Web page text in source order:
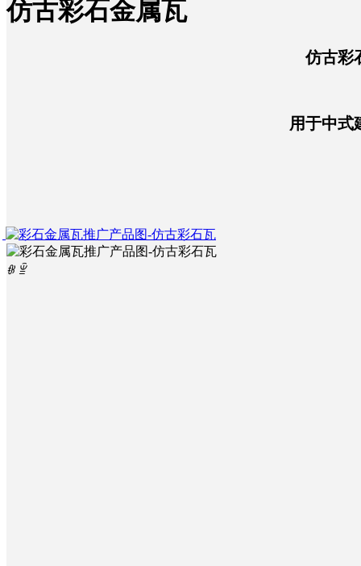
彩石瓦厂家
仿古彩石金属瓦
仿古彩
用于中式
ꁆ ꁇ